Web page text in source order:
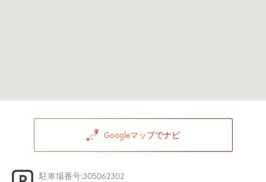
Googleマップでナビ
駐車場番号:305062302